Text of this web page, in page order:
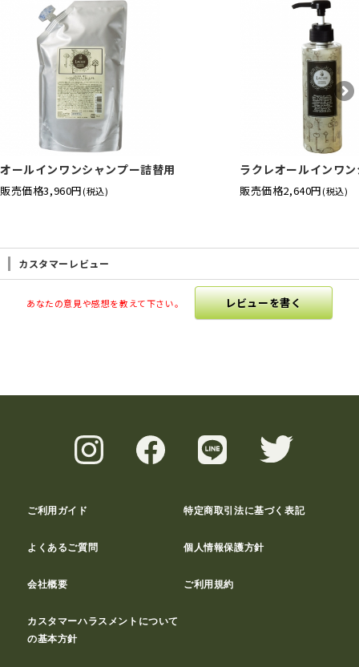
オールインワンシャンプー詰替用
販売価格3,960円(税込)
ラクレオールインワ
販売価格2,640円(税込)
カスタマーレビュー
あなたの意見や感想を教えて下さい。 レビューを書く
ご利用ガイド 特定商取引法に基づく表記
よくあるご質問 個人情報保護方針
会社概要 ご利用規約
カスタマーハラスメントについて
の基本方針